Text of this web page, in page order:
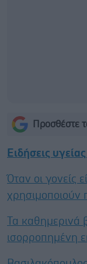
Προσθέστε
Ειδήσεις
Όταν οι γονείς
χρησιμοποιούν
Τα καθημερινά
ισορροπημένη